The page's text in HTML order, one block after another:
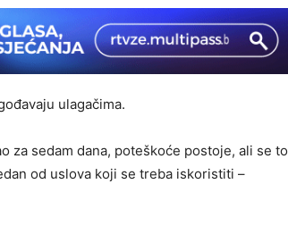
ulagačima.
za sedam dana, poteškoće postoje, ali se to
od uslova koji se treba iskoristiti –